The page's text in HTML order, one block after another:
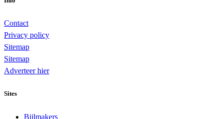
Contact
Privacy policy
Sitemap
Sitemap
Adverteer hier
Sites
Bijlmakers